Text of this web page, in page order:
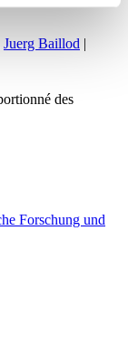
Juerg Baillod |
Forschung und